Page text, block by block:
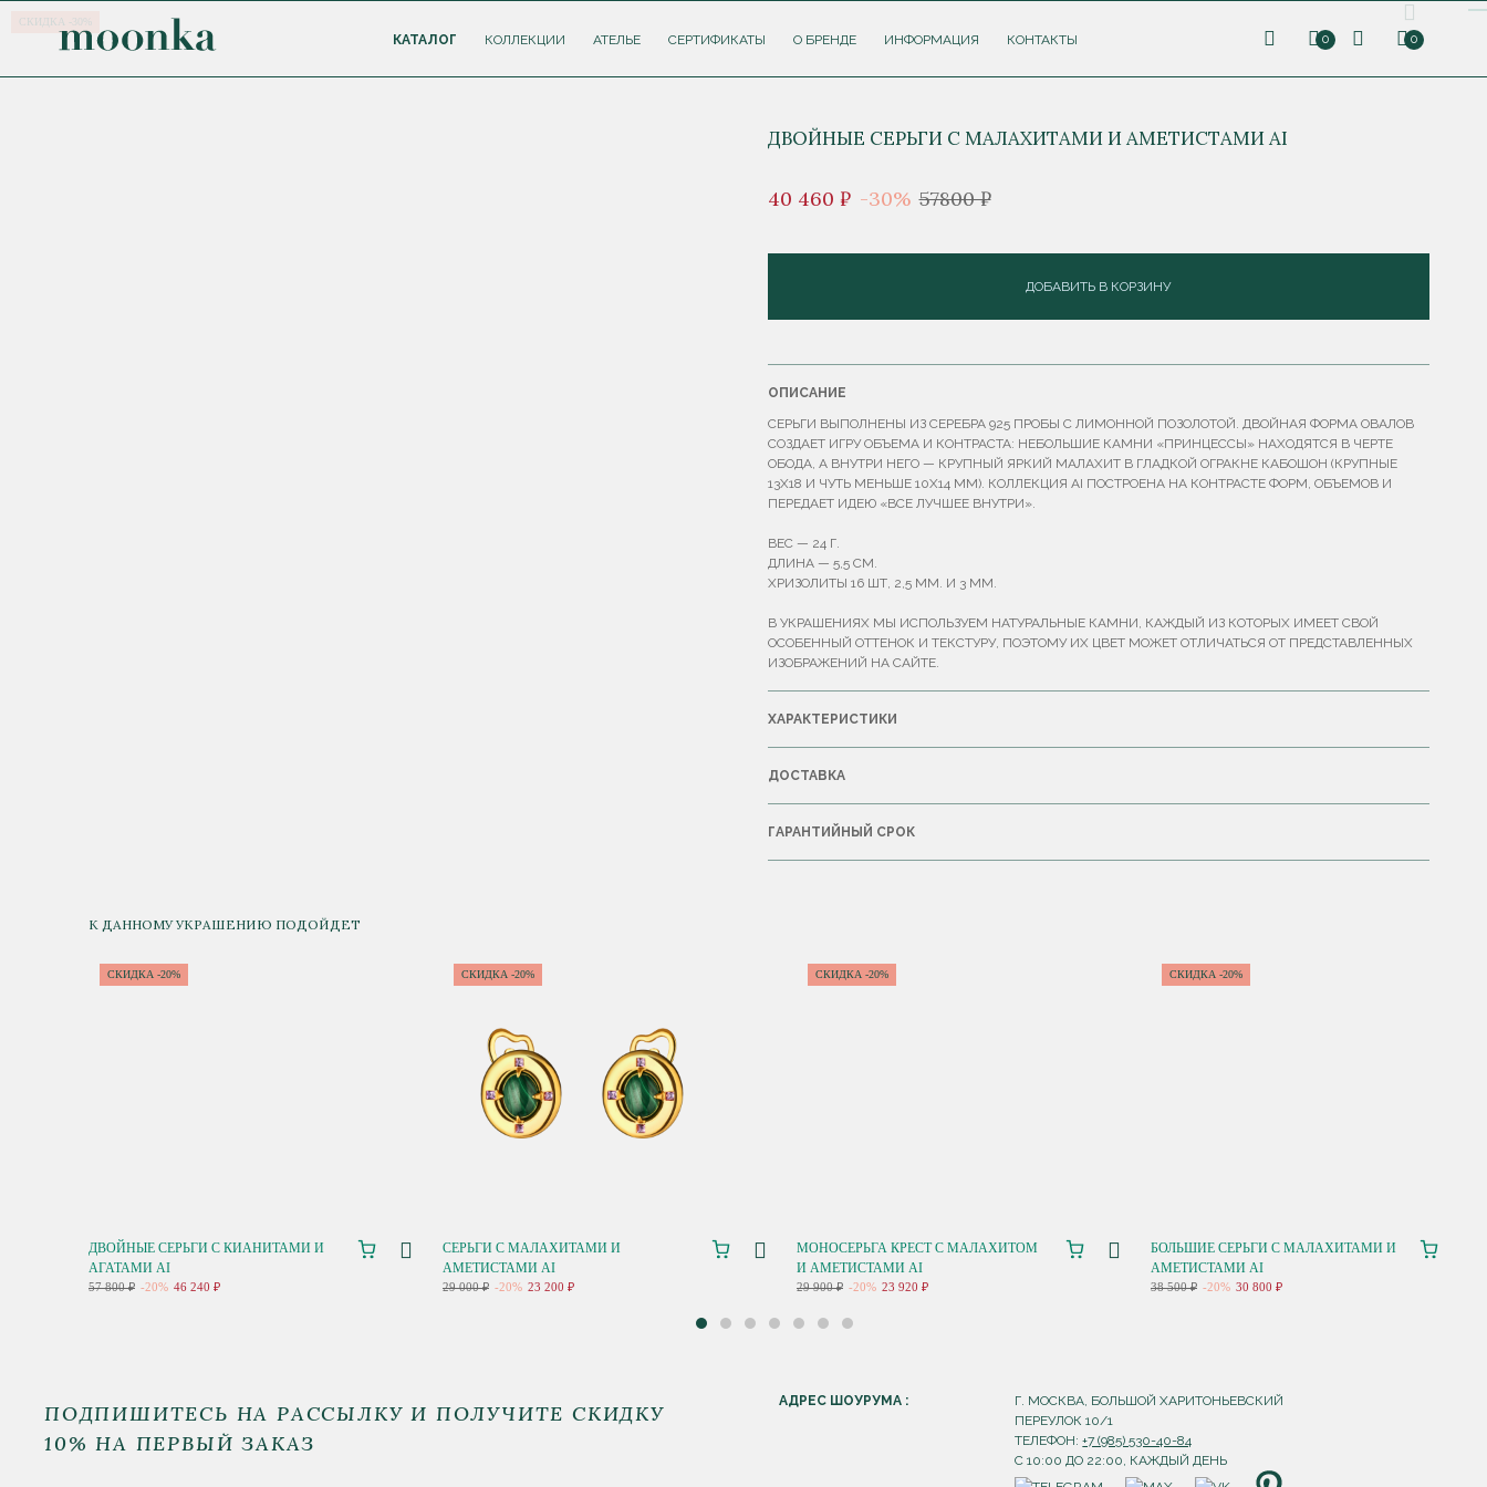
КАТАЛОГ КОЛЛЕКЦИИ АТЕЛЬЕ СЕРТИФИКАТЫ О БРЕНДЕ ИНФОРМАЦИЯ КОНТАКТЫ 0 0
СКИДКА -30%
ДВОЙНЫЕ СЕРЬГИ С МАЛАХИТАМИ И АМЕТИСТАМИ AI
40 460 ₽ -30% 57800 ₽
ДОБАВИТЬ В КОРЗИНУ
ОПИСАНИЕ
СЕРЬГИ ВЫПОЛНЕНЫ ИЗ СЕРЕБРА 925 ПРОБЫ С ЛИМОННОЙ ПОЗОЛОТОЙ. ДВОЙНАЯ ФОРМА ОВАЛОВ
СОЗДАЕТ ИГРУ ОБЪЕМА И КОНТРАСТА: НЕБОЛЬШИЕ КАМНИ «ПРИНЦЕССЫ» НАХОДЯТСЯ В ЧЕРТЕ
ОБОДА, А ВНУТРИ НЕГО — КРУПНЫЙ ЯРКИЙ МАЛАХИТ В ГЛАДКОЙ ОГРАКНЕ КАБОШОН (КРУПНЫЕ
13Х18 И ЧУТЬ МЕНЬШЕ 10Х14 ММ). КОЛЛЕКЦИЯ AI ПОСТРОЕНА НА КОНТРАСТЕ ФОРМ, ОБЪЕМОВ И
ПЕРЕДАЕТ ИДЕЮ «ВСЕ ЛУЧШЕЕ ВНУТРИ».
ВЕС — 24 Г.
ДЛИНА — 5,5 СМ.
ХРИЗОЛИТЫ 16 ШТ, 2,5 ММ. И 3 ММ.
В УКРАШЕНИЯХ МЫ ИСПОЛЬЗУЕМ НАТУРАЛЬНЫЕ КАМНИ, КАЖДЫЙ ИЗ КОТОРЫХ ИМЕЕТ СВОЙ
ОСОБЕННЫЙ ОТТЕНОК И ТЕКСТУРУ, ПОЭТОМУ ИХ ЦВЕТ МОЖЕТ ОТЛИЧАТЬСЯ ОТ ПРЕДСТАВЛЕННЫХ
ИЗОБРАЖЕНИЙ НА САЙТЕ.
ХАРАКТЕРИСТИКИ
ДОСТАВКА
ГАРАНТИЙНЫЙ СРОК
К ДАННОМУ УКРАШЕНИЮ ПОДОЙДЕТ
СКИДКА -20%
ДВОЙНЫЕ СЕРЬГИ С КИАНИТАМИ И
АГАТАМИ AI
57 800 ₽ -20% 46 240 ₽
СКИДКА -20%
СЕРЬГИ C МАЛАХИТАМИ И
АМЕТИСТАМИ AI
29 000 ₽ -20% 23 200 ₽
СКИДКА -20%
МОНОСЕРЬГА КРЕСТ С МАЛАХИТОМ
И АМЕТИСТАМИ AI
29 900 ₽ -20% 23 920 ₽
СКИДКА -20%
БОЛЬШИЕ СЕРЬГИ С МАЛАХИТАМИ И
АМЕТИСТАМИ AI
38 500 ₽ -20% 30 800 ₽
ПОДПИШИТЕСЬ НА РАССЫЛКУ И ПОЛУЧИТЕ СКИДКУ
10% НА ПЕРВЫЙ ЗАКАЗ
АДРЕС ШОУРУМА :
Г. МОСКВА, БОЛЬШОЙ ХАРИТОНЬЕВСКИЙ
ПЕРЕУЛОК 10/1
ТЕЛЕФОН:+7 (985) 530-40-84
С 10:00 ДО 22:00, КАЖДЫЙ ДЕНЬ